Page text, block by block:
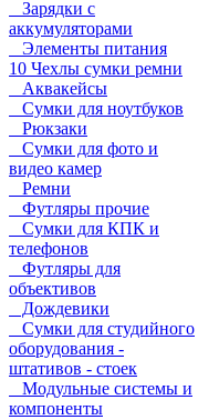
Зарядки с
аккумуляторами
Элементы питания
10 Чехлы сумки ремни
Аквакейсы
Сумки для ноутбуков
Рюкзаки
Сумки для фото и
видео камер
Ремни
Футляры прочие
Сумки для КПК и
телефонов
Футляры для
объективов
Дождевики
Сумки для студийного
оборудования -
штативов - стоек
Модульные системы и
компоненты